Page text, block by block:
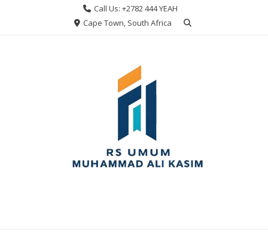
Call Us: +2782 444 YEAH
Cape Town, South Africa